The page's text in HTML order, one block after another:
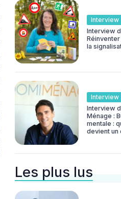
Interview
Interview
la
Interview
Interview
Ménage :
mentale :
devient un
Les plus lus